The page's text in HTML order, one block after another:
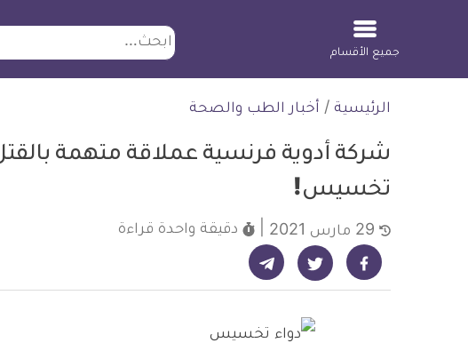
ابحث
جميع الأقسام
الرئيسية / أخبار الطب والصحة
شركة أدوية فرنسية عملاقة متهمة
تخسيس!
دقيقة واحدة قراءة
شارك على فيسبوك - ديلي ميديكال انفو شارك على تويتر - ديلي ميديكال انفو شارك على تيليجرام - ديلي ميديكال انفو